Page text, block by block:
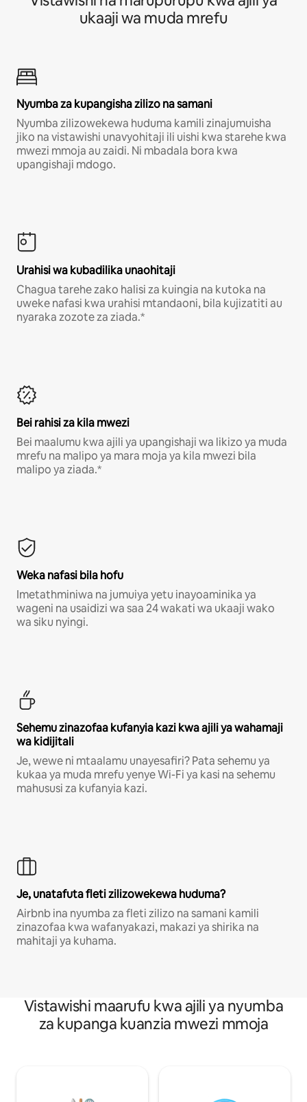
ukaaji wa muda mrefu
Nyumba za kupangisha zilizo na samani
Nyumba zilizowekewa huduma kamili zinajumuisha
jiko na vistawishi unavyohitaji ili uishi kwa starehe kwa
mwezi mmoja au zaidi. Ni mbadala bora kwa
upangishaji mdogo.
Urahisi wa kubadilika unaohitaji
Chagua tarehe zako halisi za kuingia na kutoka na
uweke nafasi kwa urahisi mtandaoni, bila kujizatiti au
nyaraka zozote za ziada.*
Bei rahisi za kila mwezi
Bei maalumu kwa ajili ya upangishaji wa likizo ya muda
mrefu na malipo ya mara moja ya kila mwezi bila
malipo ya ziada.*
Weka nafasi bila hofu
Imetathminiwa na jumuiya yetu inayoaminika ya
wageni na usaidizi wa saa 24 wakati wa ukaaji wako
wa siku nyingi.
Sehemu zinazofaa kufanyia kazi kwa ajili ya wahamaji
wa kidijitali
Je, wewe ni mtaalamu unayesafiri? Pata sehemu ya
kukaa ya muda mrefu yenye Wi-Fi ya kasi na sehemu
mahususi za kufanyia kazi.
Je, unatafuta fleti zilizowekewa huduma?
Airbnb ina nyumba za fleti zilizo na samani kamili
zinazofaa kwa wafanyakazi, makazi ya shirika na
mahitaji ya kuhama.
Vistawishi maarufu kwa ajili ya nyumba
za kupanga kuanzia mwezi mmoja